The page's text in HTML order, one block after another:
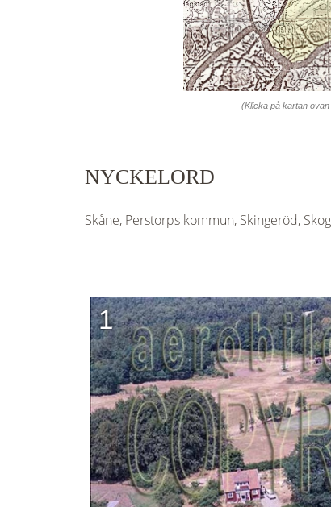
(Klicka på kartan
NYCKELORD
Skåne, Perstorps kommun, Skingeröd,
1